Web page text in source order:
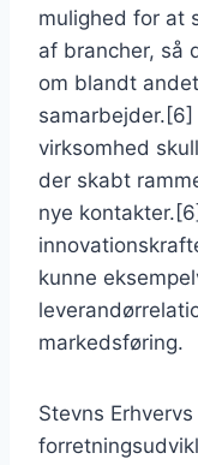
mulighed for at
af brancher, så
om blandt
virksomhed
der skabt
nye
kunne
markedsføring.
Stevns